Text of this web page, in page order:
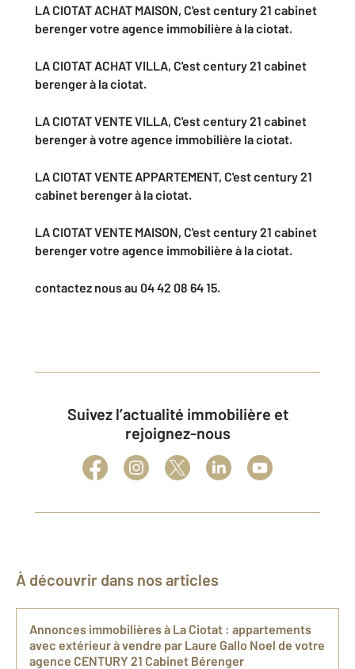
LA CIOTAT ACHAT MAISON, C'est century 21 cabinet
berengervotre agence immobilière à la ciotat.
LA CIOTAT ACHAT VILLA, C'est century 21 cabinet
berenger à la ciotat.
LA CIOTAT VENTE VILLA, C'est century 21 cabinet
berenger àvotre agence immobilière la ciotat.
LA CIOTAT VENTE APPARTEMENT, C'est century 21
cabinet berenger à la ciotat.
LA CIOTAT VENTE MAISON, C'est century 21 cabinet
berengervotre agence immobilière à la ciotat.
contactez nous au 04 42 08 64 15.
Suivez l’actualité immobilière et
rejoignez-nous
À découvrir dans nos articles
Annonces immobilières à La Ciotat : appartements
avec extérieur à vendre par Laure Gallo Noel de votre
agence CENTURY 21 Cabinet Bérenger